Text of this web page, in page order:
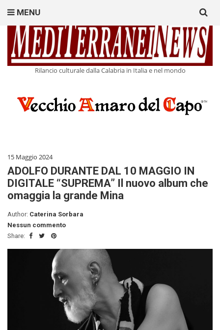
Rilancio culturale dalla Calabria in Italia e nel mondo
MENU
for:
15 Maggio 2024
ADOLFO DURANTE DAL 10 MAGGIO IN
DIGITALE “SUPREMA” Il nuovo album che
omaggia la grande Mina
Author: Caterina Sorbara
Nessun commento
Share: